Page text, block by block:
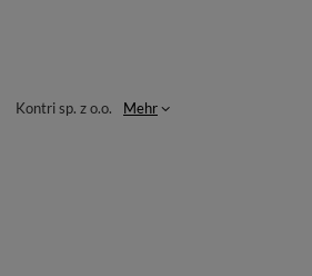
Kontri sp. z o.o. Mehr